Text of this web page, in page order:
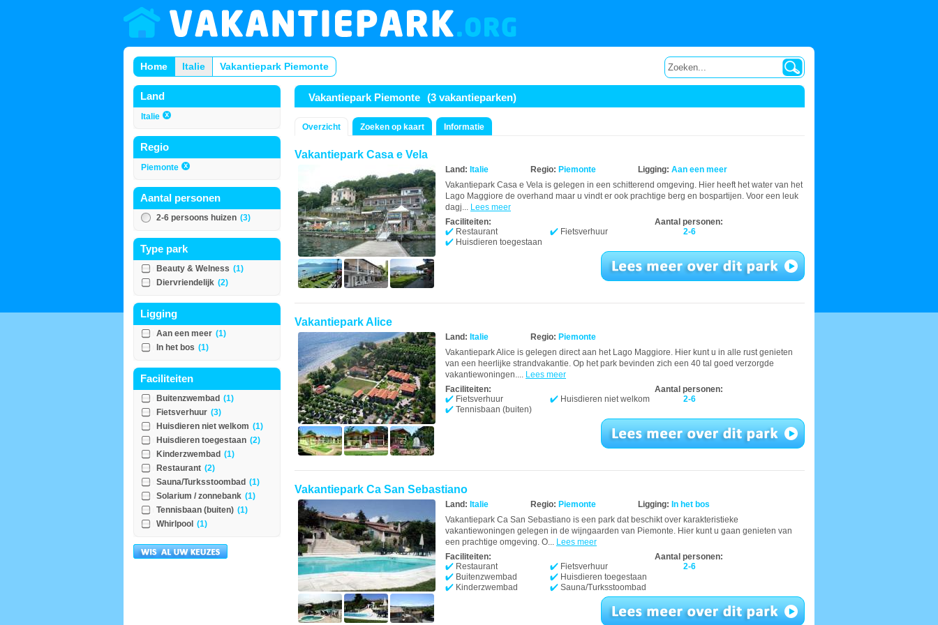
Home Italie Vakantiepark Piemonte
Land
Italie
Regio
Piemonte
Aantal personen
2-6 persoons huizen (3)
Type park
Beauty & Welness (1)
Diervriendelijk (2)
Ligging
Aan een meer (1)
In het bos (1)
Faciliteiten
Buitenzwembad (1)
Fietsverhuur (3)
Huisdieren niet welkom (1)
Huisdieren toegestaan (2)
Kinderzwembad (1)
Restaurant (2)
Sauna/Turksstoombad (1)
Solarium / zonnebank (1)
Tennisbaan (buiten) (1)
Whirlpool (1)
Vakantiepark Piemonte (3 vakantieparken)
Overzicht Zoeken op kaart Informatie
Vakantiepark Casa e Vela
Land: Italie Regio: Piemonte Ligging: Aan een meer
Vakantiepark Casa e Vela is gelegen in een schitterend omgeving. Hier heeft het water van het
Lago Maggiore de overhand maar u vindt er ook prachtige berg en bospartijen. Voor een leuk
dagj... Lees meer
Faciliteiten:
Restaurant
Fietsverhuur
Huisdieren toegestaan
Aantal personen:
2-6
Vakantiepark Alice
Land: Italie Regio: Piemonte
Vakantiepark Alice is gelegen direct aan het Lago Maggiore. Hier kunt u in alle rust genieten
van een heerlijke strandvakantie. Op het park bevinden zich een 40 tal goed verzorgde
vakantiewoningen.... Lees meer
Faciliteiten:
Fietsverhuur
Huisdieren niet welkom
Tennisbaan (buiten)
Aantal personen:
2-6
Vakantiepark Ca San Sebastiano
Land: Italie Regio: Piemonte Ligging: In het bos
Vakantiepark Ca San Sebastiano is een park dat beschikt over karakteristieke
vakantiewoningen gelegen in de wijngaarden van Piemonte. Hier kunt u gaan genieten van
een prachtige omgeving. O... Lees meer
Faciliteiten:
Restaurant
Fietsverhuur
Buitenzwembad
Huisdieren toegestaan
Kinderzwembad
Sauna/Turksstoombad
Aantal personen:
2-6